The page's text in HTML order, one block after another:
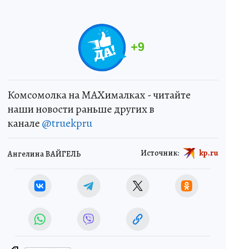
+9
Комсомолка на MAXималках - читайте
наши новости раньше других в
канале @truekpru
Ангелина ВАЙГЕЛЬ Источник: kp.ru